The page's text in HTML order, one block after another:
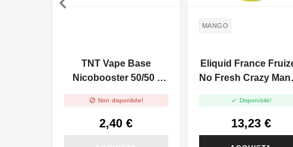
TNT Vape Base
Nicobooster 50/50 -
 Non disponibile!
2,40 €
MANGO
Eliquid France
No Fresh Crazy
 Disponibile!
13,23 €